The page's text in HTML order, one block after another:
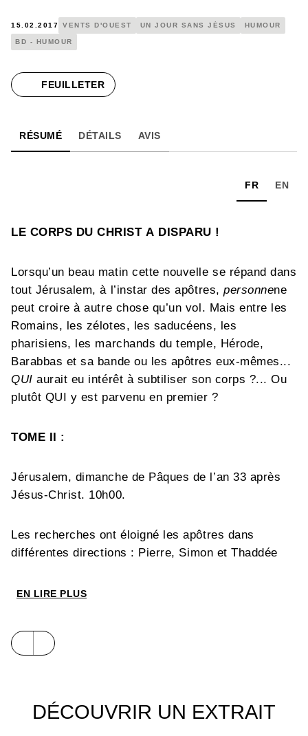
15.02.2017 VENTS D'OUEST UN JOUR SANS JÉSUS HUMOUR
BD - HUMOUR
FEUILLETER
RÉSUMÉ DÉTAILS AVIS
FR EN
LE CORPS DU CHRIST A DISPARU !
Lorsqu’un beau matin cette nouvelle se répand dans
tout Jérusalem, à l’instar des apôtres,personnene
peut croire à autre chose qu’un vol. Mais entre les
Romains, les zélotes, les saducéens, les
pharisiens, les marchands du temple, Hérode,
Barabbas et sa bande ou les apôtres eux-mêmes...
QUI aurait eu intérêt à subtiliser son corps ?... Ou
plutôt QUI y est parvenu en premier ?
TOME II :
Jérusalem, dimanche de Pâques de l’an 33 après
Jésus-Christ. 10h00.
Les recherches ont éloigné les apôtres dans
différentes directions : Pierre, Simon et Thaddée
Thomas au palais de Pilate, les deux Jacques dans
toute logique : qui aurait pu mieux voler le corps du
Christ que ceux qui se sont vantés à l’envi...
EN LIRE PLUS
DÉCOUVRIR UN EXTRAIT